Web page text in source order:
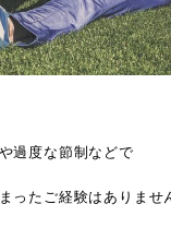
過度な節制などで
ったご経験はありませ